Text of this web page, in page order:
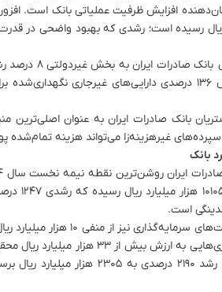
۲,۳۰۵ هزار میلیارد ریال رسیده است؛ رشدی که بهبود
این گزارش
پرتفوی اعتباری دارد. در مقابل، افزایش ۱۳۶ درصدی
غیرهزینه‌زا می‌تواند هزینه
بانک
است.
با فروش دارایی‌های غیر بانکی و
شده موجودی نقد پایان دوره بانک با